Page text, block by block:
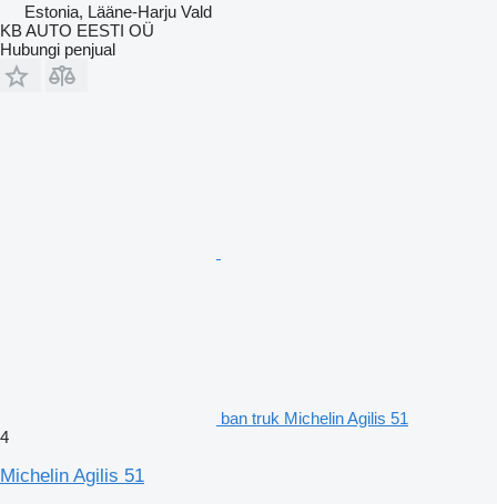
Estonia, Lääne-Harju Vald
KB AUTO EESTI OÜ
Hubungi penjual
ban truk Michelin Agilis 51
4
Michelin Agilis 51